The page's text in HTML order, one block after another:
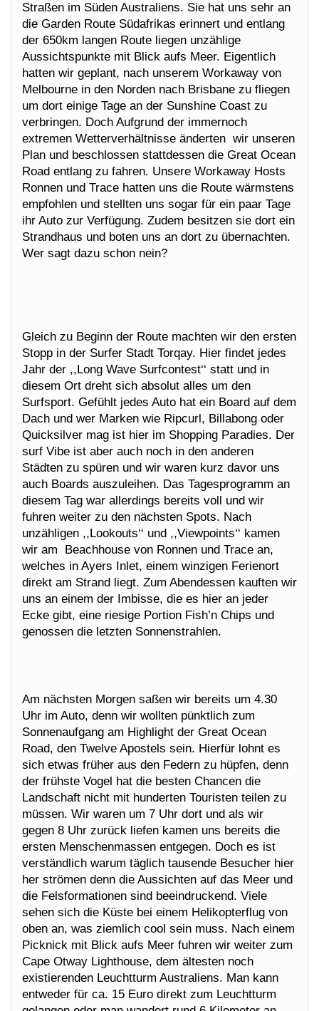
Straßen im Süden Australiens. Sie hat uns sehr an
die Garden Route Südafrikas erinnert und entlang
der 650km langen Route liegen unzählige
Aussichtspunkte mit Blick aufs Meer. Eigentlich
hatten wir geplant, nach unserem Workaway von
Melbourne in den Norden nach Brisbane zu fliegen
um dort einige Tage an der Sunshine Coast zu
verbringen. Doch Aufgrund der immernoch
extremen Wetterverhältnisse änderten wir unseren
Plan und beschlossen stattdessen die Great Ocean
Road entlang zu fahren. Unsere Workaway Hosts
Ronnen und Trace hatten uns die Route wärmstens
empfohlen und stellten uns sogar für ein paar Tage
ihr Auto zur Verfügung. Zudem besitzen sie dort ein
Strandhaus und boten uns an dort zu übernachten.
Wer sagt dazu schon nein?
Gleich zu Beginn der Route machten wir den ersten
Stopp in der Surfer Stadt Torqay. Hier findet jedes
Jahr der ,,Long Wave Surfcontest‘‘ statt und in
diesem Ort dreht sich absolut alles um den
Surfsport. Gefühlt jedes Auto hat ein Board auf dem
Dach und wer Marken wie Ripcurl, Billabong oder
Quicksilver mag ist hier im Shopping Paradies. Der
surf Vibe ist aber auch noch in den anderen
Städten zu spüren und wir waren kurz davor uns
auch Boards auszuleihen. Das Tagesprogramm an
diesem Tag war allerdings bereits voll und wir
fuhren weiter zu den nächsten Spots. Nach
unzähligen ,,Lookouts‘‘ und ,,Viewpoints‘‘ kamen
wir am Beachhouse von Ronnen und Trace an,
welches in Ayers Inlet, einem winzigen Ferienort
direkt am Strand liegt. Zum Abendessen kauften wir
uns an einem der Imbisse, die es hier an jeder
Ecke gibt, eine riesige Portion Fish’n Chips und
genossen die letzten Sonnenstrahlen.
Am nächsten Morgen saßen wir bereits um 4.30
Uhr im Auto, denn wir wollten pünktlich zum
Sonnenaufgang am Highlight der Great Ocean
Road, den Twelve Apostels sein. Hierfür lohnt es
sich etwas früher aus den Federn zu hüpfen, denn
der frühste Vogel hat die besten Chancen die
Landschaft nicht mit hunderten Touristen teilen zu
müssen. Wir waren um 7 Uhr dort und als wir
gegen 8 Uhr zurück liefen kamen uns bereits die
ersten Menschenmassen entgegen. Doch es ist
verständlich warum täglich tausende Besucher hier
her strömen denn die Aussichten auf das Meer und
die Felsformationen sind beeindruckend. Viele
sehen sich die Küste bei einem Helikopterflug von
oben an, was ziemlich cool sein muss. Nach einem
Picknick mit Blick aufs Meer fuhren wir weiter zum
Cape Otway Lighthouse, dem ältesten noch
existierenden Leuchtturm Australiens. Man kann
entweder für ca. 15 Euro direkt zum Leuchtturm